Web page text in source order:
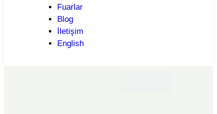
Fuarlar
Blog
İletişim
English